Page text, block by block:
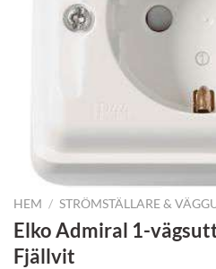
HEM / STRÖMSTÄLLARE &
Elko Admiral 1-
Fjällvit